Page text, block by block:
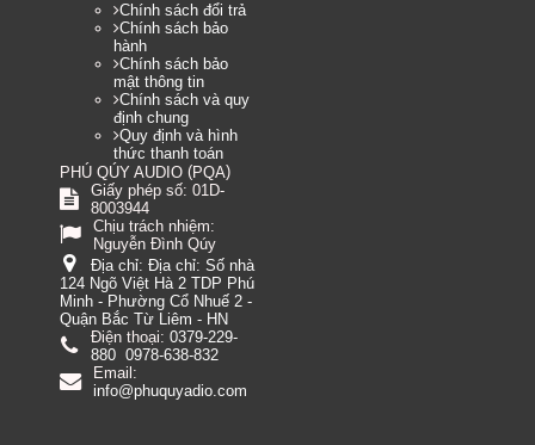
Chính sách đổi trả
Chính sách bảo
hành
Chính sách bảo
mật thông tin
Chính sách và quy
định chung
Quy định và hình
thức thanh toán
PHÚ QÚY AUDIO (PQA)
Giấy phép số: 01D-
8003944
Chịu trách nhiệm:
Nguyễn Đình Qúy
Địa chỉ: Địa chỉ: Số nhà
124 Ngõ Việt Hà 2 TDP Phú
Minh - Phường Cổ Nhuế 2 -
Quận Bắc Từ Liêm - HN
Điện thoại: 0379-229-
880 0978-638-832
Email:
info@phuquyadio.com